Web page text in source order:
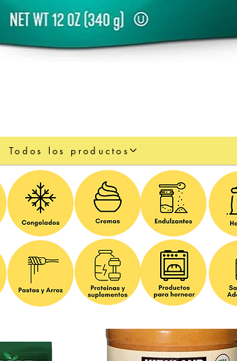
Todos los productos